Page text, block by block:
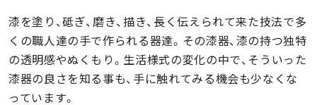
漆を塗り、砥ぎ、磨き、描き、長く伝えられて来た技法で多
くの職人達の手で作られる器達。その漆器、漆の持つ独特
の透明感やぬくもり。生活様式の変化の中で、そういった
漆器の良さを知る事も、手に触れてみる機会も少なくな
っています。